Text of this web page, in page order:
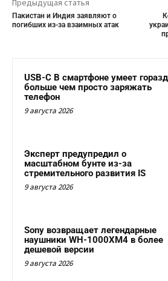
Предыдущая статья
Пакистан и Индия заявляют о
погибших из-за взаимных атак
USB-C В смартфоне умеет
больше чем просто заряжать
телефон
9 августа 2026
Эксперт предупредил о
масштабном бунте из-за
стремительного развития IS
9 августа 2026
Sony возвращает легендарные
наушники WH-1000XM4 в более
дешевой версии
9 августа 2026